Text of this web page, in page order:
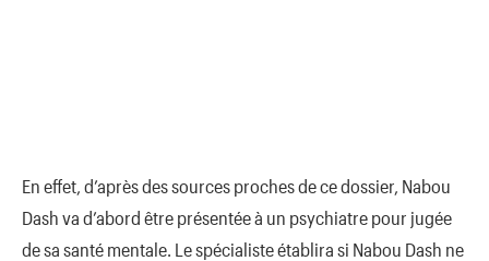
En effet, d’après des sources proches de ce dossier, Nabou
Dash va d’abord être présentée à un psychiatre pour jugée
de sa santé mentale. Le spécialiste établira si Nabou Dash ne